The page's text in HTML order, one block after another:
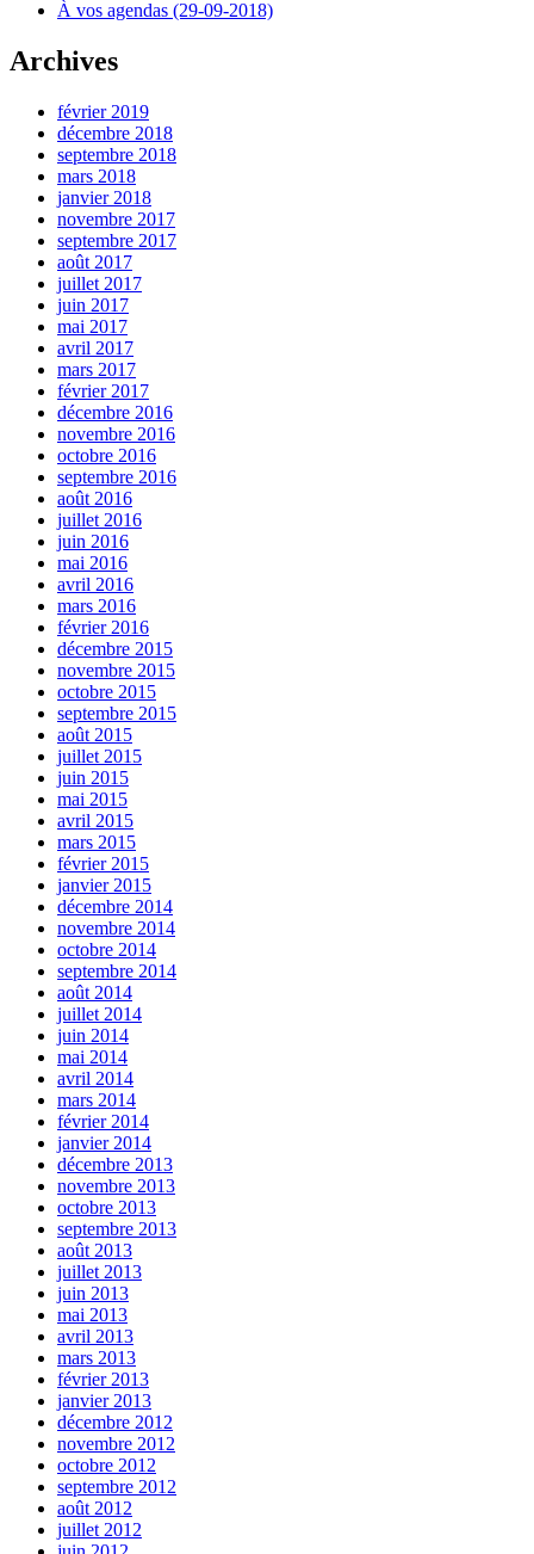
À vos agendas (29-09-2018)
Archives
février 2019
décembre 2018
septembre 2018
mars 2018
janvier 2018
novembre 2017
septembre 2017
août 2017
juillet 2017
juin 2017
mai 2017
avril 2017
mars 2017
février 2017
décembre 2016
novembre 2016
octobre 2016
septembre 2016
août 2016
juillet 2016
juin 2016
mai 2016
avril 2016
mars 2016
février 2016
décembre 2015
novembre 2015
octobre 2015
septembre 2015
août 2015
juillet 2015
juin 2015
mai 2015
avril 2015
mars 2015
février 2015
janvier 2015
décembre 2014
novembre 2014
octobre 2014
septembre 2014
août 2014
juillet 2014
juin 2014
mai 2014
avril 2014
mars 2014
février 2014
janvier 2014
décembre 2013
novembre 2013
octobre 2013
septembre 2013
août 2013
juillet 2013
juin 2013
mai 2013
avril 2013
mars 2013
février 2013
janvier 2013
décembre 2012
novembre 2012
octobre 2012
septembre 2012
août 2012
juillet 2012